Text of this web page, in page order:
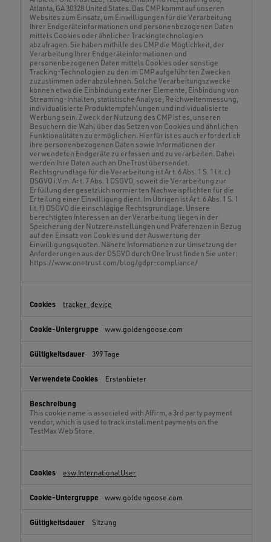
Atlanta, GA 30328 United States. Das CMP kommt auf unseren
Websites zum Einsatz, um Einwilligungen für die Verarbeitung
Ihrer Endgeräteinformationen und personenbezogenen Daten
mittels Cookies oder ähnlicher Trackingtechnologien
abzufragen. Sie haben mithilfe des CMP die Möglichkeit, der
Verarbeitung Ihrer Endgeräteinformationen und
personenbezogenen Daten mittels Cookies oder sonstige
Tracking-Technologien zu den im CMP aufgeführten Zwecken
zuzustimmen oder abzulehnen. Solche Verarbeitungszwecke
können etwa die Einbindung externer Elemente, Einbindung von
Streaming-Inhalten, statistische Analyse, Reichweitenmessung,
individualisierte Produktempfehlungen und individualisierte
Werbung sein. Zweck der Nutzung des CMP ist es, unseren
Besuchern die Wahl über das Setzen von Cookies und ähnlichen
Funktionalitäten zu ermöglichen. Hierfür ist es auch erforderlich
ihre personenbezogenen Daten sowie Informationen der
verwendeten Endgeräte zu erfassen und zu verarbeiten. Dabei
werden Ihre Daten auch an OneTrust übersendet.
Rechtsgrundlage für die Verarbeitung ist Art. 6 Abs. 1 S. 1 lit. c)
DSGVO i.V.m. Art. 7 Abs. 1 DSGVO, soweit die Verarbeitung zur
Erfüllung der gesetzlich normierten Nachweispflichten für die
Erteilung einer Einwilligung dient. Im Übrigen ist Art. 6 Abs. 1 S. 1
lit. f) DSGVO die einschlägige Rechtsgrundlage. Unsere
berechtigten Interessen an der Verarbeitung liegen in der
Speicherung der Nutzereinstellungen und Präferenzen in Bezug
auf den Einsatz von Cookies und der Auswertung der
Einwilligungsquoten. Nähere Informationen zur Umsetzung der
Anforderungen aus der DSGVO durch OneTrust finden Sie unter:
https://www.onetrust.com/blog/gdpr-compliance/
tracker_device
www.goldengoose.com
399 Tage
Erstanbieter
This cookie name is associated with Affirm, a 3rd party payment
vendor, which is used to track installment payments on the
TestMax Web Store.
esw.InternationalUser
www.goldengoose.com
Sitzung